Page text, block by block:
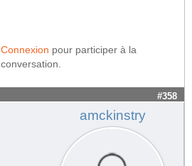
Connexion pour participer à la
conversation.
#358
amckinstry